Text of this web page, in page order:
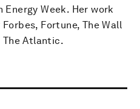
Week. Her work
Fortune, The Wall
The Atlantic.